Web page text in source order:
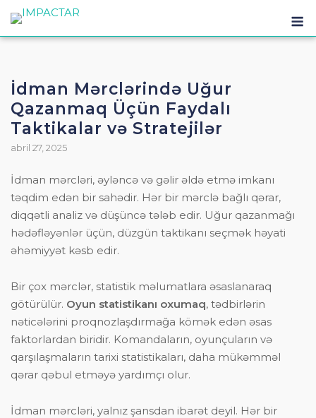
İdman Mərclərində Uğur
Qazanmaq Üçün Faydalı
Taktikalar və Stratejilər
abril 27, 2025
İdman mərcləri, əyləncə və gəlir əldə etmə imkanı
təqdim edən bir sahədir. Hər bir mərclə bağlı qərar,
diqqətli analiz və düşüncə tələb edir. Uğur qazanmağı
hədəfləyənlər üçün, düzgün taktikanı seçmək həyati
əhəmiyyət kəsb edir.
Bir çox mərclər, statistik məlumatlara əsaslanaraq
götürülür. Oyun statistikanı oxumaq, tədbirlərin
nəticələrini proqnozlaşdırmağa kömək edən əsas
faktorlardan biridir. Komandaların, oyunçuların və
qarşılaşmaların tarixi statistikaları, daha mükəmməl
qərar qəbul etməyə yardımçı olur.
İdman mərcləri, yalnız şansdan ibarət deyil. Hər bir